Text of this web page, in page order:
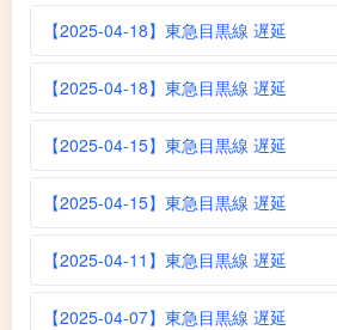
【2025-04-18】東急目黒線 遅延
【2025-04-18】東急目黒線 遅延
【2025-04-15】東急目黒線 遅延
【2025-04-15】東急目黒線 遅延
【2025-04-11】東急目黒線 遅延
【2025-04-07】東急目黒線 遅延